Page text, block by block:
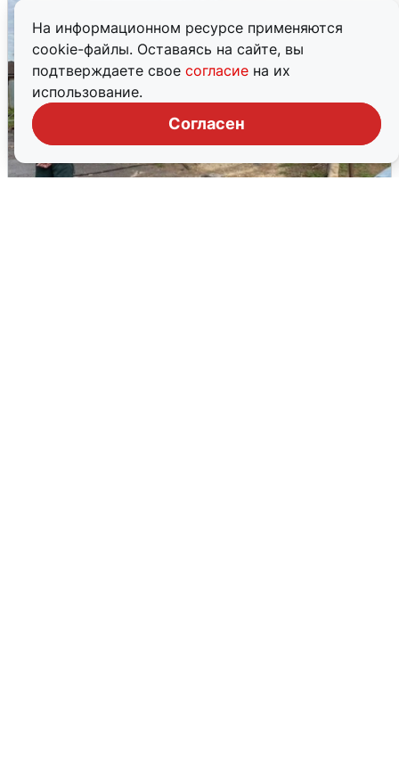
На информационном ресурсе применяются
cookie-файлы. Оставаясь на сайте, вы
подтверждаете свое согласие на их
использование.
Согласен